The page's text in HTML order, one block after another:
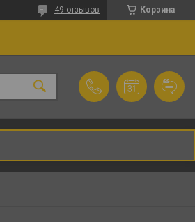
Корзина
49 отзывов